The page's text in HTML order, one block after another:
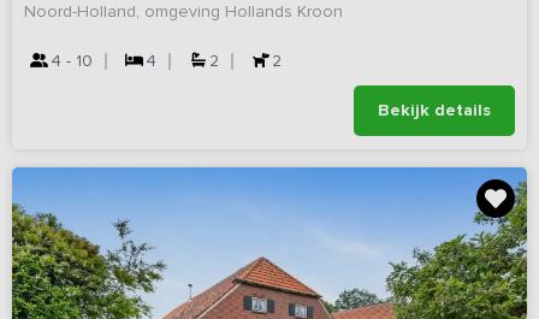
Noord-Holland, omgeving Hollands Kroon
4 - 10 4 2 2
Bekijk details